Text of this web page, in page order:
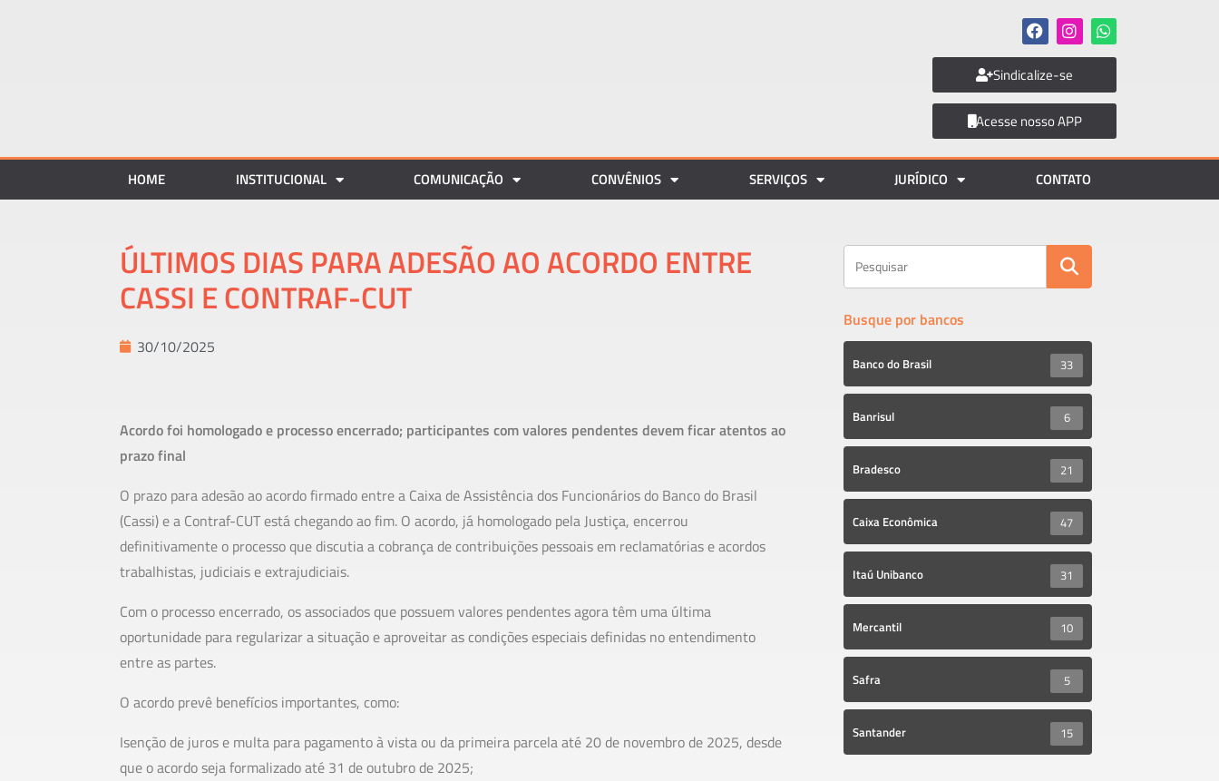
Sindicalize-se
Acesse nosso APP
HOME INSTITUCIONAL COMUNICAÇÃO CONVÊNIOS SERVIÇOS JURÍDICO CONTATO
ÚLTIMOS DIAS PARA ADESÃO AO ACORDO ENTRE
CASSI E CONTRAF-CUT
30/10/2025
Acordo foi homologado e processo encerrado; participantes com valores pendentes devem ficar atentos ao
prazo final
O prazo para adesão ao acordo firmado entre a Caixa de Assistência dos Funcionários do Banco do Brasil
(Cassi) e a Contraf-CUT está chegando ao fim. O acordo, já homologado pela Justiça, encerrou
definitivamente o processo que discutia a cobrança de contribuições pessoais em reclamatórias e acordos
trabalhistas, judiciais e extrajudiciais.
Com o processo encerrado, os associados que possuem valores pendentes agora têm uma última
oportunidade para regularizar a situação e aproveitar as condições especiais definidas no entendimento
entre as partes.
O acordo prevê benefícios importantes, como:
Isenção de juros e multa para pagamento à vista ou da primeira parcela até 20 de novembro de 2025, desde
que o acordo seja formalizado até 31 de outubro de 2025;
Busque por bancos
Banco do Brasil 33
Banrisul 6
Bradesco 21
Caixa Econômica 47
Itaú Unibanco 31
Mercantil 10
Safra 5
Santander 15